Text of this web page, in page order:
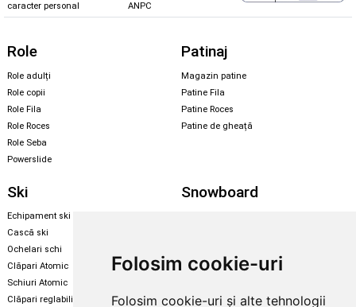
Folosim cookie-uri
Folosim cookie-uri și alte tehnologii
caracter personal
ANPC
Role
Role adulți
Role copii
Role Fila
Role Roces
Role Seba
Powerslide
Patinaj
Magazin patine
Patine Fila
Patine Roces
Patine de gheață
Ski
Echipament ski
Cască ski
Ochelari schi
Clăpari Atomic
Schiuri Atomic
Clăpari reglabili
Snowboard